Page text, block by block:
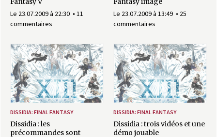
Le 23.07.2009 à 22:30
11
commentaires
Le 23.07.2009 à 13:49
25
commentaires
DISSIDIA: FINAL FANTASY
Dissidia : les
précommandes sont
DISSIDIA: FINAL FANTASY
Dissidia : trois vidéos et une
démo jouable